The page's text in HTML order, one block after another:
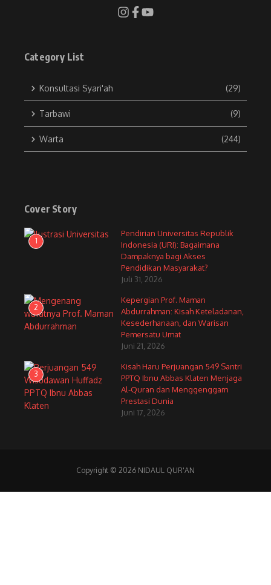
Category List
Konsultasi Syari'ah (29)
Tarbawi (9)
Warta (244)
Cover Story
1
Pendirian Universitas Republik
Indonesia (URI): Bagaimana
Dampaknya bagi Akses
Pendidikan Masyarakat?
Juli 31, 2026
2
Kepergian Prof. Maman
Abdurrahman: Kisah Keteladanan,
Kesederhanaan, dan Warisan
Pemersatu Umat
Juni 21, 2026
3
Kisah Haru Perjuangan 549 Santri
PPTQ Ibnu Abbas Klaten Menjaga
Al-Quran dan Menggenggam
Prestasi Dunia
Juni 17, 2026
Copyright © 2026 NIDAUL QUR'AN